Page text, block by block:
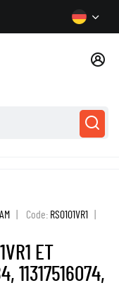
Code: RS0101VR1
ET
11317516074,